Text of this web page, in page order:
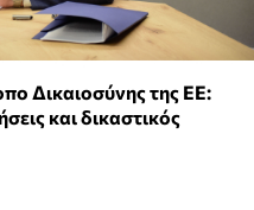
Δικαιοσύνης της ΕΕ:
και δικαστικός